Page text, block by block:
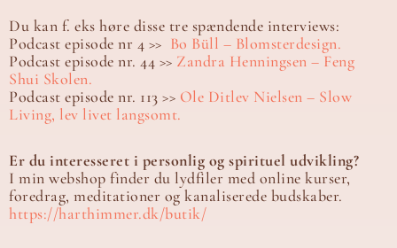
Du kan f. eks høre disse tre spændende interviews:
Podcast episode nr 4 >> Bo Büll – Blomsterdesign.
Podcast episode nr. 44 >> Zandra Henningsen – Feng
Shui Skolen.
Podcast episode nr. 113 >> Ole Ditlev Nielsen – Slow
Living, lev livet langsomt.
Er du interesseret i personlig og spirituel udvikling?
I min webshop finder du lydfiler med online kurser,
foredrag, meditationer og kanaliserede budskaber.
https://harthimmer.dk/butik/